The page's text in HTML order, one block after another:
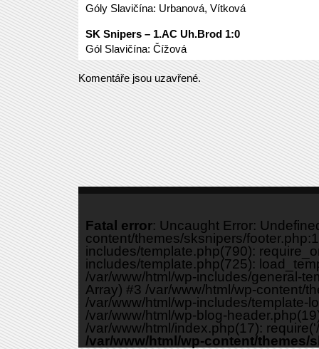
Góly Slavičína: Urbanová, Vítková
SK Snipers – 1.AC Uh.Brod 1:0
Gól Slavičína: Čížová
Komentáře jsou uzavřené.
Fatal error: Uncaught Error:
content/themes/sksnipers/
includes/template.php(790):
includes/template.php(725):
/var/www/html/wp-includes/general-
Array) #3 /var/www/html/wp-content/
/var/www/html/wp-includes/template-
/var/www/html/wp-blog-
/var/www/html/index.php(17):
/var/www/html/wp-content/themes/